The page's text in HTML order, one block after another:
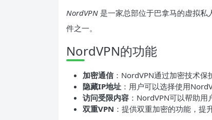
NordVPN 是一家总部位于巴拿马的虚拟私
件之一。
NordVPN的功能
加密通信：NordVPN通过加密技术保
隐藏IP地址 ：用户可以选择使用
访问受限内容 ：NordVPN可以帮助
双重VPN ：提供双重加密的功能，提